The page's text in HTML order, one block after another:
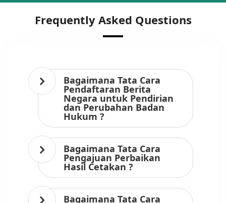
Frequently Asked Questions
Bagaimana Tata Cara
Pendaftaran Berita
Negara untuk Pendirian
dan Perubahan Badan
Hukum ?
Bagaimana Tata Cara
Pengajuan Perbaikan
Hasil Cetakan ?
Bagaimana Tata Cara